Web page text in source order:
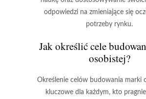
odpowiedzi na zmieniające się
potrzeby rynku.
Jak określić cele
osobistej?
Określenie celów budowania marki
kluczowe dla każdym, kto